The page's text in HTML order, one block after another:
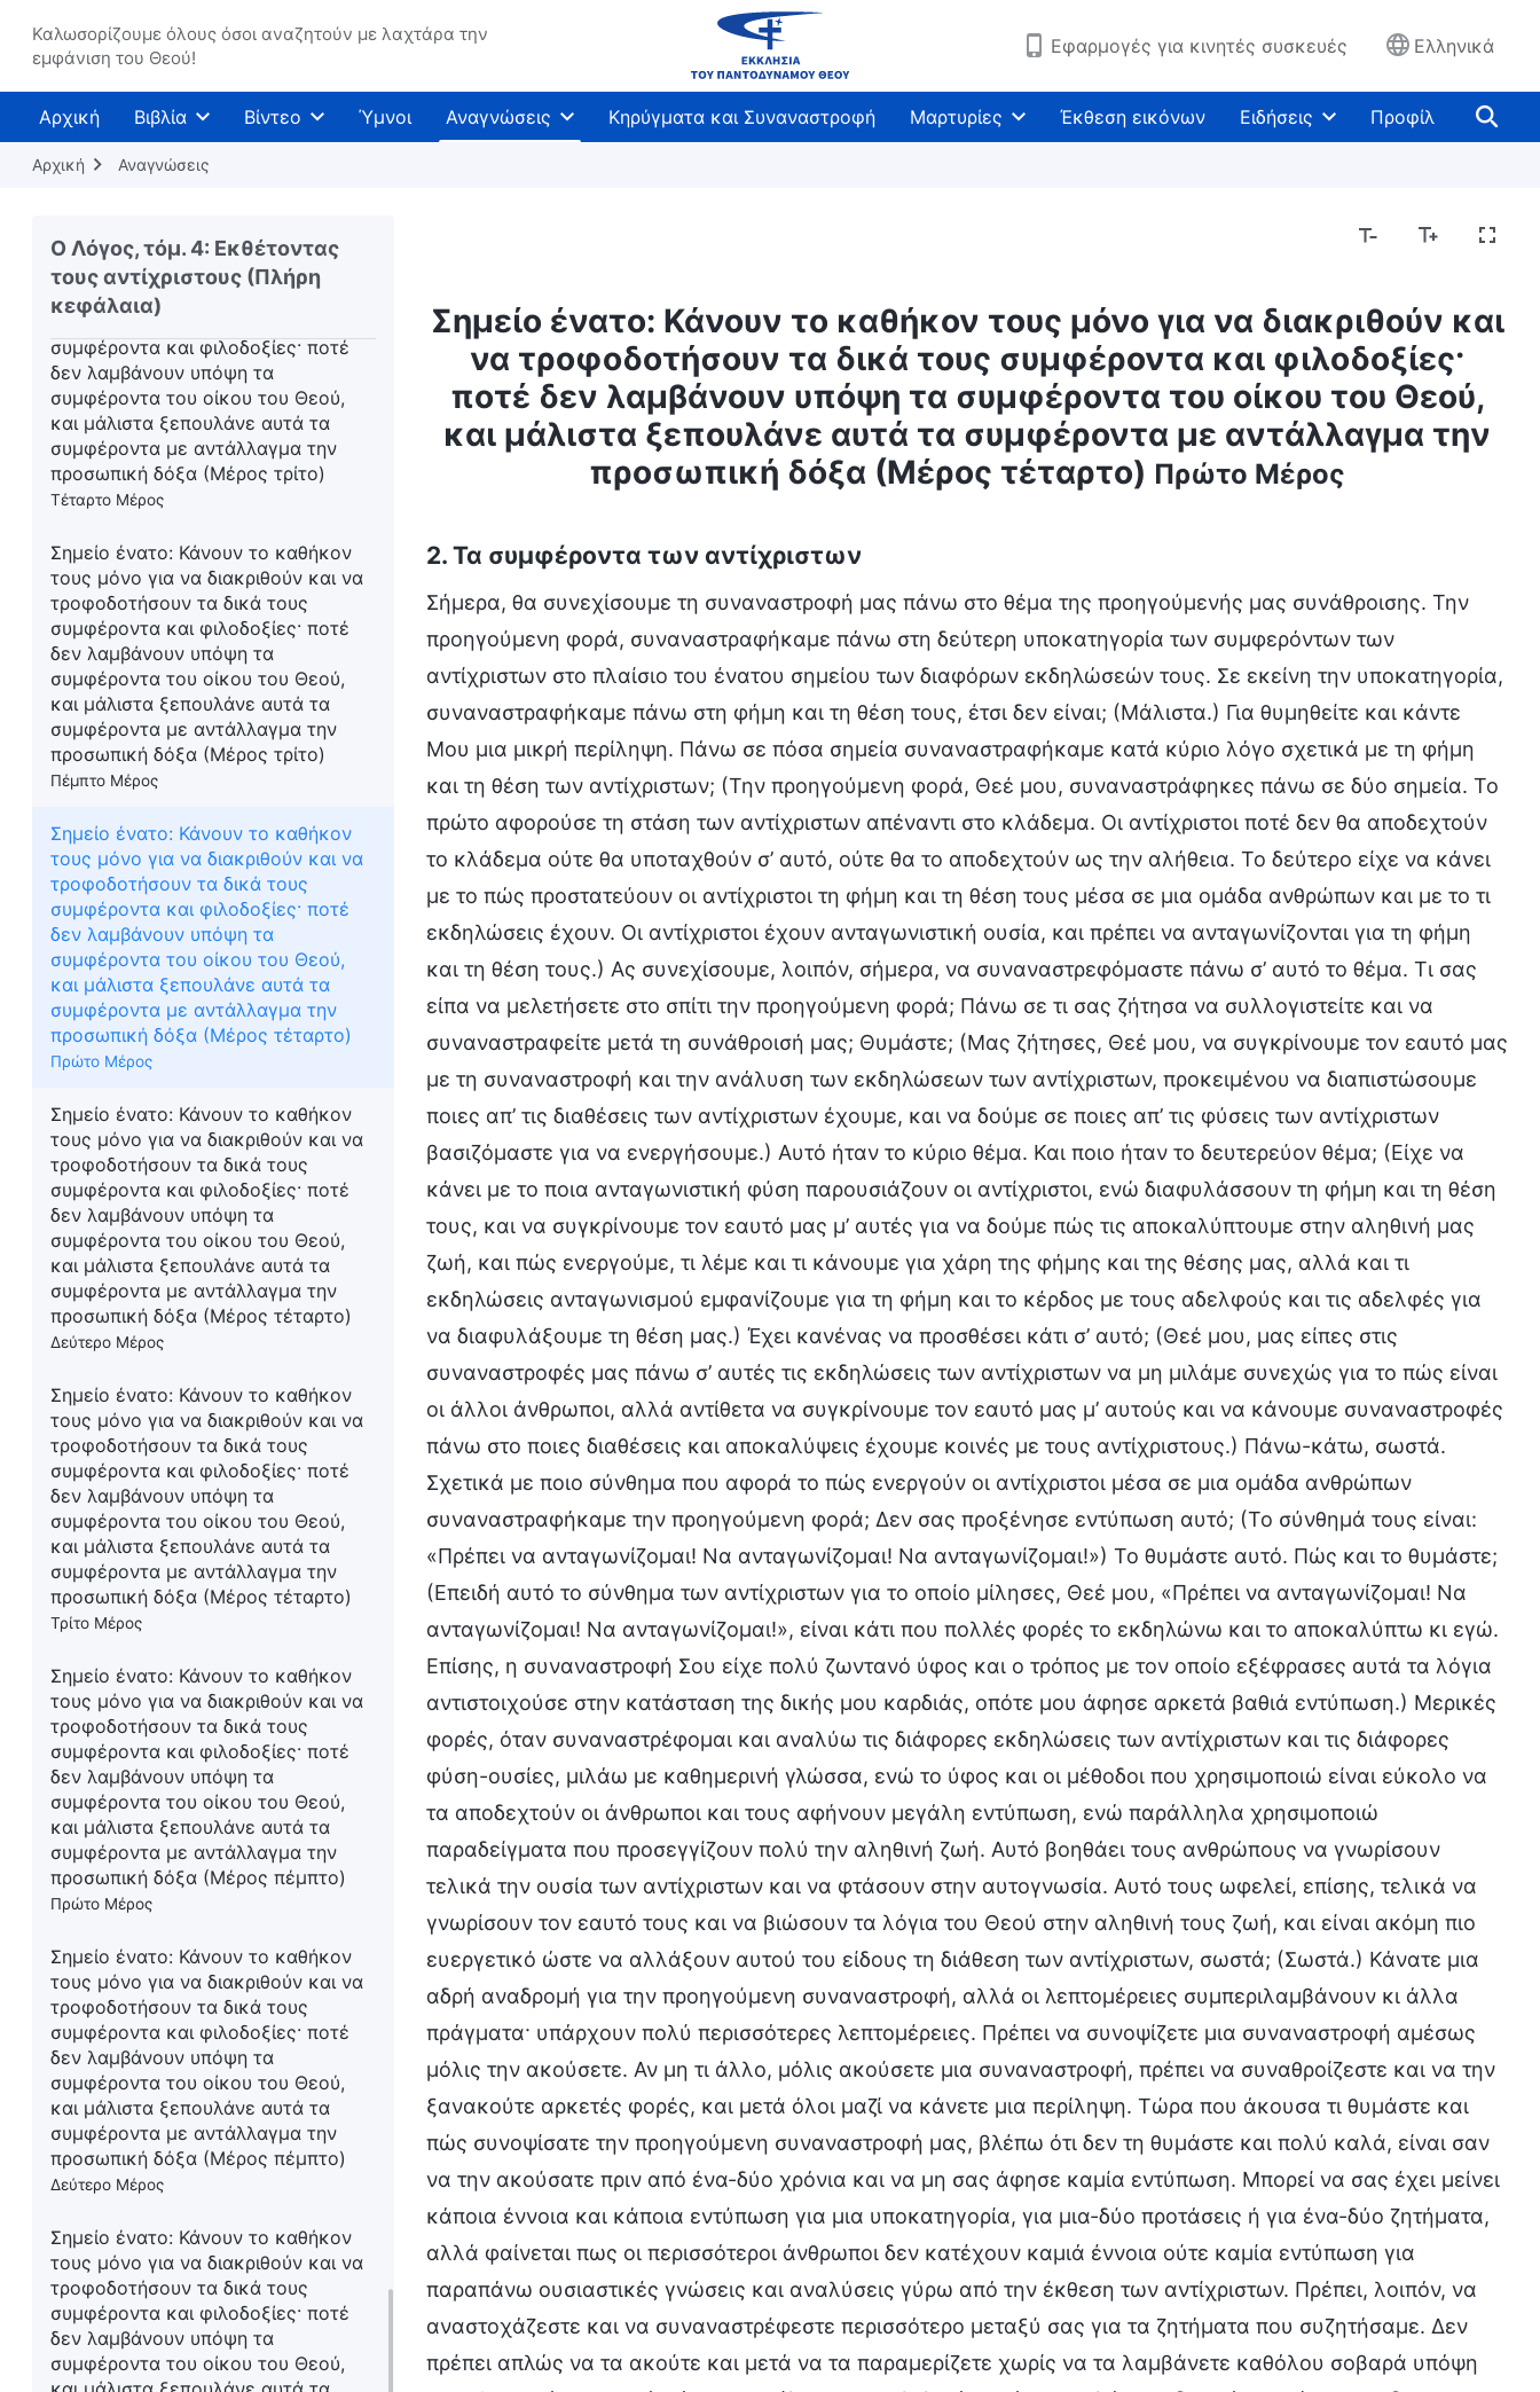
Καλωσορίζουμε όλους όσοι αναζητούν με λαχτάρα την
εμφάνιση του Θεού!
Εφαρμογές για κινητές συσκευές Ελληνικά
Αρχική Βιβλία Βίντεο Ύμνοι Αναγνώσεις Κηρύγματα και Συναναστροφή Μαρτυρίες Έκθεση εικόνων Ειδήσεις Προφίλ
Αρχική Αναγνώσεις
Ο Λόγος, τόμ. 4: Εκθέτοντας
τους αντίχριστους (Πλήρη
κεφάλαια)
τροφοδοτήσουν τα δικά τους
συμφέροντα και φιλοδοξίες· ποτέ
δεν λαμβάνουν υπόψη τα
συμφέροντα του οίκου του Θεού,
και μάλιστα ξεπουλάνε αυτά τα
συμφέροντα με αντάλλαγμα την
Σημείο ένατο: Κάνουν το καθήκον
τους μόνο για να διακριθούν και να
τροφοδοτήσουν τα δικά τους
συμφέροντα και φιλοδοξίες· ποτέ
δεν λαμβάνουν υπόψη τα
συμφέροντα του οίκου του Θεού,
και μάλιστα ξεπουλάνε αυτά τα
συμφέροντα με αντάλλαγμα την
προσωπική δόξα (Μέρος τρίτο)
Τέταρτο Μέρος
Σημείο ένατο: Κάνουν το καθήκον
τους μόνο για να διακριθούν και να
τροφοδοτήσουν τα δικά τους
συμφέροντα και φιλοδοξίες· ποτέ
δεν λαμβάνουν υπόψη τα
συμφέροντα του οίκου του Θεού,
και μάλιστα ξεπουλάνε αυτά τα
συμφέροντα με αντάλλαγμα την
προσωπική δόξα (Μέρος τρίτο)
Πέμπτο Μέρος
Σημείο ένατο: Κάνουν το καθήκον
τους μόνο για να διακριθούν και να
τροφοδοτήσουν τα δικά τους
συμφέροντα και φιλοδοξίες· ποτέ
δεν λαμβάνουν υπόψη τα
συμφέροντα του οίκου του Θεού,
και μάλιστα ξεπουλάνε αυτά τα
συμφέροντα με αντάλλαγμα την
προσωπική δόξα (Μέρος τέταρτο)
Πρώτο Μέρος
Σημείο ένατο: Κάνουν το καθήκον
τους μόνο για να διακριθούν και να
τροφοδοτήσουν τα δικά τους
συμφέροντα και φιλοδοξίες· ποτέ
δεν λαμβάνουν υπόψη τα
συμφέροντα του οίκου του Θεού,
και μάλιστα ξεπουλάνε αυτά τα
συμφέροντα με αντάλλαγμα την
προσωπική δόξα (Μέρος τέταρτο)
Δεύτερο Μέρος
Σημείο ένατο: Κάνουν το καθήκον
τους μόνο για να διακριθούν και να
τροφοδοτήσουν τα δικά τους
συμφέροντα και φιλοδοξίες· ποτέ
δεν λαμβάνουν υπόψη τα
συμφέροντα του οίκου του Θεού,
και μάλιστα ξεπουλάνε αυτά τα
συμφέροντα με αντάλλαγμα την
προσωπική δόξα (Μέρος τέταρτο)
Τρίτο Μέρος
Σημείο ένατο: Κάνουν το καθήκον
τους μόνο για να διακριθούν και να
τροφοδοτήσουν τα δικά τους
συμφέροντα και φιλοδοξίες· ποτέ
δεν λαμβάνουν υπόψη τα
συμφέροντα του οίκου του Θεού,
και μάλιστα ξεπουλάνε αυτά τα
συμφέροντα με αντάλλαγμα την
προσωπική δόξα (Μέρος πέμπτο)
Πρώτο Μέρος
Σημείο ένατο: Κάνουν το καθήκον
τους μόνο για να διακριθούν και να
τροφοδοτήσουν τα δικά τους
συμφέροντα και φιλοδοξίες· ποτέ
δεν λαμβάνουν υπόψη τα
συμφέροντα του οίκου του Θεού,
και μάλιστα ξεπουλάνε αυτά τα
συμφέροντα με αντάλλαγμα την
προσωπική δόξα (Μέρος πέμπτο)
Δεύτερο Μέρος
Σημείο ένατο: Κάνουν το καθήκον
τους μόνο για να διακριθούν και να
τροφοδοτήσουν τα δικά τους
συμφέροντα και φιλοδοξίες· ποτέ
δεν λαμβάνουν υπόψη τα
συμφέροντα του οίκου του Θεού,
Σημείο ένατο: Κάνουν το καθήκον τους μόνο για να διακριθούν και
να τροφοδοτήσουν τα δικά τους συμφέροντα και φιλοδοξίες·
ποτέ δεν λαμβάνουν υπόψη τα συμφέροντα του οίκου του Θεού,
και μάλιστα ξεπουλάνε αυτά τα συμφέροντα με αντάλλαγμα την
προσωπική δόξα (Μέρος τέταρτο) Πρώτο Μέρος
2. Τα συμφέροντα των αντίχριστων
Σήμερα, θα συνεχίσουμε τη συναναστροφή μας πάνω στο θέμα της προηγούμενής μας συνάθροισης. Την
προηγούμενη φορά, συναναστραφήκαμε πάνω στη δεύτερη υποκατηγορία των συμφερόντων των
αντίχριστων στο πλαίσιο του ένατου σημείου των διαφόρων εκδηλώσεών τους. Σε εκείνη την υποκατηγορία,
συναναστραφήκαμε πάνω στη φήμη και τη θέση τους, έτσι δεν είναι; (Μάλιστα.) Για θυμηθείτε και κάντε
Μου μια μικρή περίληψη. Πάνω σε πόσα σημεία συναναστραφήκαμε κατά κύριο λόγο σχετικά με τη φήμη
και τη θέση των αντίχριστων; (Την προηγούμενη φορά, Θεέ μου, συναναστράφηκες πάνω σε δύο σημεία. Το
πρώτο αφορούσε τη στάση των αντίχριστων απέναντι στο κλάδεμα. Οι αντίχριστοι ποτέ δεν θα αποδεχτούν
το κλάδεμα ούτε θα υποταχθούν σ’ αυτό, ούτε θα το αποδεχτούν ως την αλήθεια. Το δεύτερο είχε να κάνει
με το πώς προστατεύουν οι αντίχριστοι τη φήμη και τη θέση τους μέσα σε μια ομάδα ανθρώπων και με το τι
εκδηλώσεις έχουν. Οι αντίχριστοι έχουν ανταγωνιστική ουσία, και πρέπει να ανταγωνίζονται για τη φήμη
και τη θέση τους.) Ας συνεχίσουμε, λοιπόν, σήμερα, να συναναστρεφόμαστε πάνω σ’ αυτό το θέμα. Τι σας
είπα να μελετήσετε στο σπίτι την προηγούμενη φορά; Πάνω σε τι σας ζήτησα να συλλογιστείτε και να
συναναστραφείτε μετά τη συνάθροισή μας; Θυμάστε; (Μας ζήτησες, Θεέ μου, να συγκρίνουμε τον εαυτό μας
με τη συναναστροφή και την ανάλυση των εκδηλώσεων των αντίχριστων, προκειμένου να διαπιστώσουμε
ποιες απ’ τις διαθέσεις των αντίχριστων έχουμε, και να δούμε σε ποιες απ’ τις φύσεις των αντίχριστων
βασιζόμαστε για να ενεργήσουμε.) Αυτό ήταν το κύριο θέμα. Και ποιο ήταν το δευτερεύον θέμα; (Είχε να
κάνει με το ποια ανταγωνιστική φύση παρουσιάζουν οι αντίχριστοι, ενώ διαφυλάσσουν τη φήμη και τη θέση
τους, και να συγκρίνουμε τον εαυτό μας μ’ αυτές για να δούμε πώς τις αποκαλύπτουμε στην αληθινή μας
ζωή, και πώς ενεργούμε, τι λέμε και τι κάνουμε για χάρη της φήμης και της θέσης μας, αλλά και τι
εκδηλώσεις ανταγωνισμού εμφανίζουμε για τη φήμη και το κέρδος με τους αδελφούς και τις αδελφές για
να διαφυλάξουμε τη θέση μας.) Έχει κανένας να προσθέσει κάτι σ’ αυτό; (Θεέ μου, μας είπες στις
συναναστροφές μας πάνω σ’ αυτές τις εκδηλώσεις των αντίχριστων να μη μιλάμε συνεχώς για το πώς είναι
οι άλλοι άνθρωποι, αλλά αντίθετα να συγκρίνουμε τον εαυτό μας μ’ αυτούς και να κάνουμε συναναστροφές
πάνω στο ποιες διαθέσεις και αποκαλύψεις έχουμε κοινές με τους αντίχριστους.) Πάνω-κάτω, σωστά.
Σχετικά με ποιο σύνθημα που αφορά το πώς ενεργούν οι αντίχριστοι μέσα σε μια ομάδα ανθρώπων
συναναστραφήκαμε την προηγούμενη φορά; Δεν σας προξένησε εντύπωση αυτό; (Το σύνθημά τους είναι:
«Πρέπει να ανταγωνίζομαι! Να ανταγωνίζομαι! Να ανταγωνίζομαι!») Το θυμάστε αυτό. Πώς και το θυμάστε;
(Επειδή αυτό το σύνθημα των αντίχριστων για το οποίο μίλησες, Θεέ μου, «Πρέπει να ανταγωνίζομαι! Να
ανταγωνίζομαι! Να ανταγωνίζομαι!», είναι κάτι που πολλές φορές το εκδηλώνω και το αποκαλύπτω κι εγώ.
Επίσης, η συναναστροφή Σου είχε πολύ ζωντανό ύφος και ο τρόπος με τον οποίο εξέφρασες αυτά τα λόγια
αντιστοιχούσε στην κατάσταση της δικής μου καρδιάς, οπότε μου άφησε αρκετά βαθιά εντύπωση.) Μερικές
φορές, όταν συναναστρέφομαι και αναλύω τις διάφορες εκδηλώσεις των αντίχριστων και τις διάφορες
φύση-ουσίες, μιλάω με καθημερινή γλώσσα, ενώ το ύφος και οι μέθοδοι που χρησιμοποιώ είναι εύκολο να
τα αποδεχτούν οι άνθρωποι και τους αφήνουν μεγάλη εντύπωση, ενώ παράλληλα χρησιμοποιώ
παραδείγματα που προσεγγίζουν πολύ την αληθινή ζωή. Αυτό βοηθάει τους ανθρώπους να γνωρίσουν
τελικά την ουσία των αντίχριστων και να φτάσουν στην αυτογνωσία. Αυτό τους ωφελεί, επίσης, τελικά να
γνωρίσουν τον εαυτό τους και να βιώσουν τα λόγια του Θεού στην αληθινή τους ζωή, και είναι ακόμη πιο
ευεργετικό ώστε να αλλάξουν αυτού του είδους τη διάθεση των αντίχριστων, σωστά; (Σωστά.) Κάνατε μια
αδρή αναδρομή για την προηγούμενη συναναστροφή, αλλά οι λεπτομέρειες συμπεριλαμβάνουν κι άλλα
πράγματα· υπάρχουν πολύ περισσότερες λεπτομέρειες. Πρέπει να συνοψίζετε μια συναναστροφή αμέσως
μόλις την ακούσετε. Αν μη τι άλλο, μόλις ακούσετε μια συναναστροφή, πρέπει να συναθροίζεστε και να την
ξανακούτε αρκετές φορές, και μετά όλοι μαζί να κάνετε μια περίληψη. Τώρα που άκουσα τι θυμάστε και
πώς συνοψίσατε την προηγούμενη συναναστροφή μας, βλέπω ότι δεν τη θυμάστε και πολύ καλά, είναι σαν
να την ακούσατε πριν από ένα-δύο χρόνια και να μη σας άφησε καμία εντύπωση. Μπορεί να σας έχει μείνει
κάποια έννοια και κάποια εντύπωση για μια υποκατηγορία, για μια-δύο προτάσεις ή για ένα-δύο ζητήματα,
αλλά φαίνεται πως οι περισσότεροι άνθρωποι δεν κατέχουν καμιά έννοια ούτε καμία εντύπωση για
παραπάνω ουσιαστικές γνώσεις και αναλύσεις γύρω από την έκθεση των αντίχριστων. Πρέπει, λοιπόν, να
αναστοχάζεστε και να συναναστρέφεστε περισσότερο μεταξύ σας για τα ζητήματα που συζητήσαμε. Δεν
πρέπει απλώς να τα ακούτε και μετά να τα παραμερίζετε χωρίς να τα λαμβάνετε καθόλου σοβαρά υπόψη